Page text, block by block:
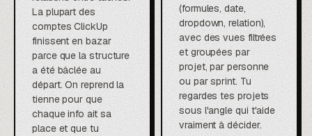
La plupart des
comptes ClickUp
finissent en bazar
parce que la structure
a été bâclée au
départ. On reprend la
tienne pour que
chaque info ait sa
place et que tu
(formules, date,
dropdown, relation),
avec des vues filtrées
et groupées par
projet, par personne
ou par sprint. Tu
regardes tes projets
sous l'angle qui t'aide
vraiment à décider.